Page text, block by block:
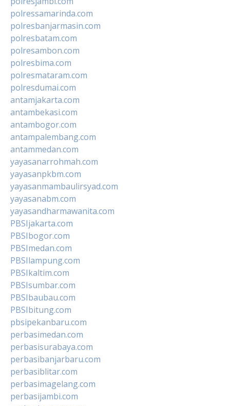
polressamarinda.com
polresbanjarmasin.com
polresbatam.com
polresambon.com
polresbima.com
polresmataram.com
polresdumai.com
antamjakarta.com
antambekasi.com
antambogor.com
antampalembang.com
antammedan.com
yayasanarrohmah.com
yayasanpkbm.com
yayasanmambaulirsyad.com
yayasanabm.com
yayasandharmawanita.com
PBSIjakarta.com
PBSIbogor.com
PBSImedan.com
PBSIlampung.com
PBSIkaltim.com
PBSIsumbar.com
PBSIbaubau.com
PBSIbitung.com
pbsipekanbaru.com
perbasimedan.com
perbasisurabaya.com
perbasibanjarbaru.com
perbasiblitar.com
perbasimagelang.com
perbasijambi.com